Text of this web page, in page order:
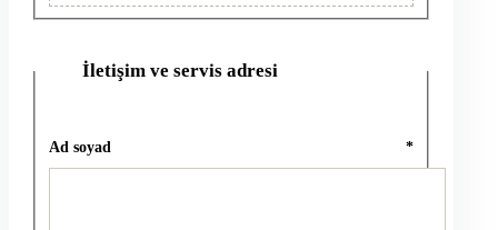
İletişim ve servis adresi
Ad soyad *